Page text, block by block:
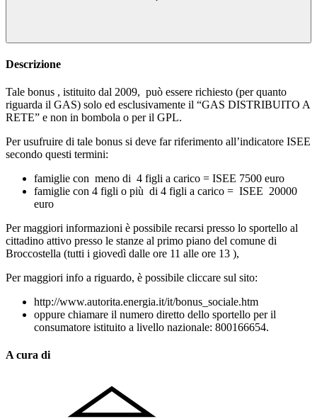
Descrizione
Tale bonus , istituito dal 2009, può essere richiesto (per quanto
riguarda il GAS) solo ed esclusivamente il “GAS DISTRIBUITO A
RETE” e non in bombola o per il GPL.
Per usufruire di tale bonus si deve far riferimento all’indicatore ISEE
secondo questi termini:
famiglie con meno di 4 figli a carico = ISEE 7500 euro
famiglie con 4 figli o più di 4 figli a carico = ISEE 20000
euro
Per maggiori informazioni è possibile recarsi presso lo sportello al
cittadino attivo presso le stanze al primo piano del comune di
Broccostella (tutti i giovedì dalle ore 11 alle ore 13 ),
Per maggiori info a riguardo, è possibile cliccare sul sito:
http://www.autorita.energia.it/it/bonus_sociale.htm
oppure chiamare il numero diretto dello sportello per il
consumatore istituito a livello nazionale: 800166654.
A cura di